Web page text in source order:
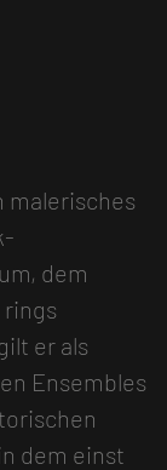
malerisches
dem
rings
er als
Ensembles
dem einst